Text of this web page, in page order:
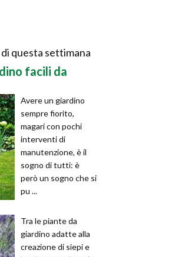
questa settimana
facili da
Avere un giardino
sempre fiorito,
magari con pochi
interventi di
manutenzione, è il
sogno di tutti: è
però un sogno che si
pu ...
Tra le piante da
giardino adatte alla
creazione di siepi e